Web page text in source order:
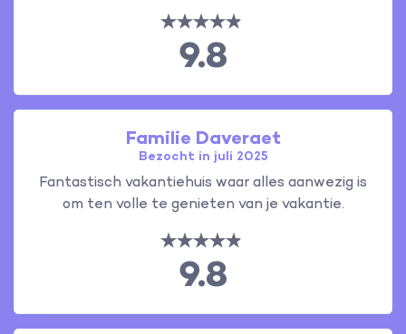
9.8
Familie Daveraet
Bezocht in juli 2025
Fantastisch vakantiehuis waar alles aanwezig is
om ten volle te genieten van je vakantie.
9.8